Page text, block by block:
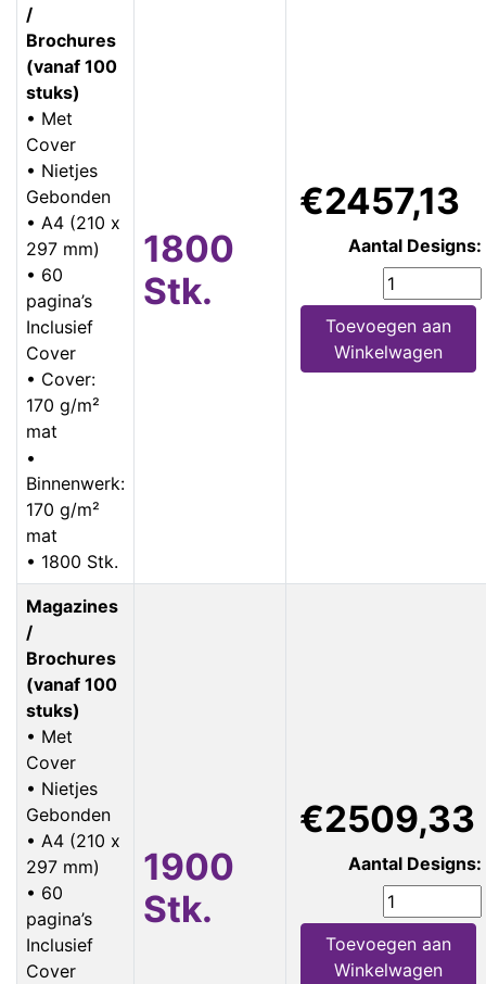
/
Brochures
(vanaf 100
stuks)
• Met
Cover
• Nietjes
Gebonden
• A4 (210 x
297 mm)
• 60
pagina’s
Inclusief
Cover
• Cover:
170 g/m²
mat
•
Binnenwerk:
170 g/m²
mat
• 1800 Stk.
1800
Stk.
€2457,13
Aantal Designs:
Toevoegen aan
Winkelwagen
Magazines
/
Brochures
(vanaf 100
stuks)
• Met
Cover
• Nietjes
Gebonden
• A4 (210 x
297 mm)
• 60
pagina’s
Inclusief
Cover
1900
Stk.
€2509,33
Aantal Designs:
Toevoegen aan
Winkelwagen